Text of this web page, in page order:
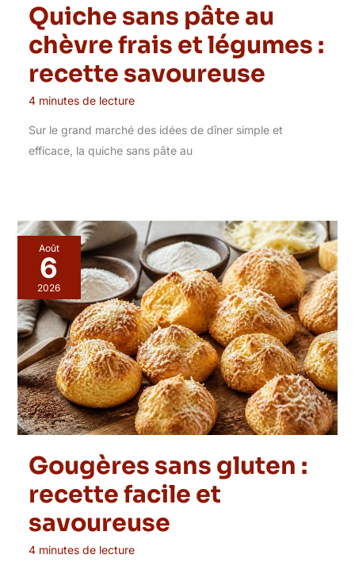
Quiche sans pâte au
chèvre frais et légumes :
recette savoureuse
4 minutes de lecture
Sur le grand marché des idées de dîner simple et
efficace, la quiche sans pâte au
Août
6
2026
Gougères sans gluten :
recette facile et
savoureuse
4 minutes de lecture